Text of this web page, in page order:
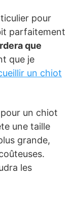
pour
parfaitement
que
que je
un chiot
un chiot
une taille
grande,
les